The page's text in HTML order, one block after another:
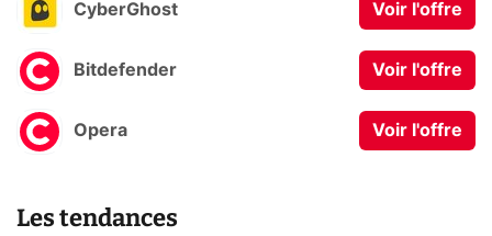
CyberGhost Voir l'offre
Bitdefender Voir l'offre
Opera Voir l'offre
Les tendances